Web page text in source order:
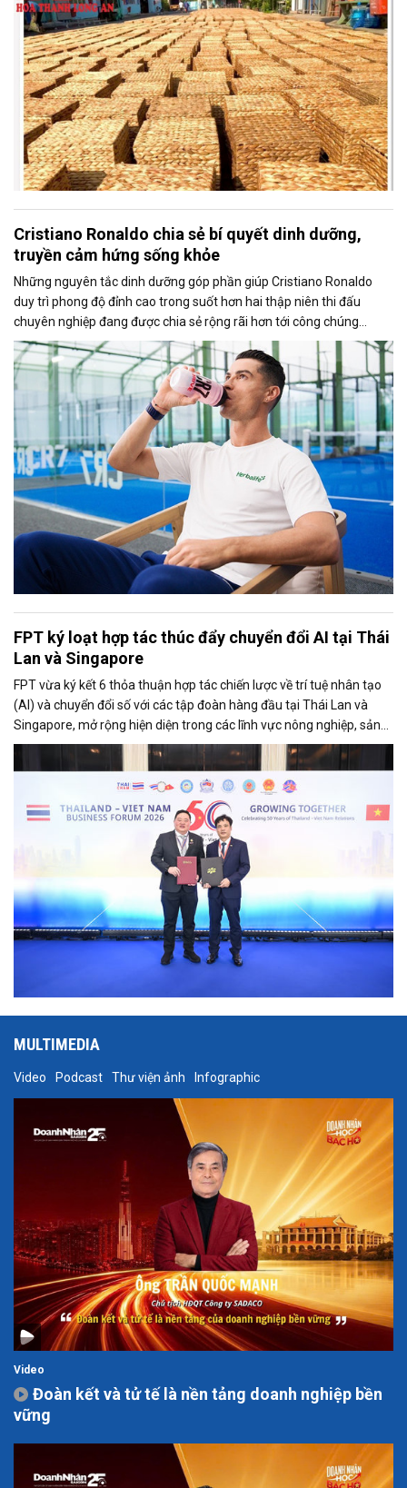
Cristiano Ronaldo chia sẻ bí quyết dinh dưỡng,
truyền cảm hứng sống khỏe
Những nguyên tắc dinh dưỡng góp phần giúp Cristiano Ronaldo
duy trì phong độ đỉnh cao trong suốt hơn hai thập niên thi đấu
chuyên nghiệp đang được chia sẻ rộng rãi hơn tới công chúng
thông qua chiến dịch toàn cầu “Fuel Like Ronaldo” do Herbalife
triển khai.
FPT ký loạt hợp tác thúc đẩy chuyển đổi AI tại Thái
Lan và Singapore
FPT vừa ký kết 6 thỏa thuận hợp tác chiến lược về trí tuệ nhân tạo
(AI) và chuyển đổi số với các tập đoàn hàng đầu tại Thái Lan và
Singapore, mở rộng hiện diện trong các lĩnh vực nông nghiệp, sản
xuất, tài chính, năng lượng, logistics và vận tải.
MULTIMEDIA
Video Podcast Thư viện ảnh Infographic
Video
Đoàn kết và tử tế là nền tảng doanh nghiệp bền
vững